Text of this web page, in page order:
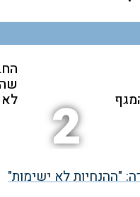
2
"ההנחיות לא ישימות"